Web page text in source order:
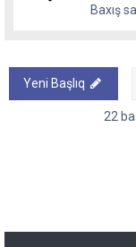
Baxış
Yeni Başlıq
22